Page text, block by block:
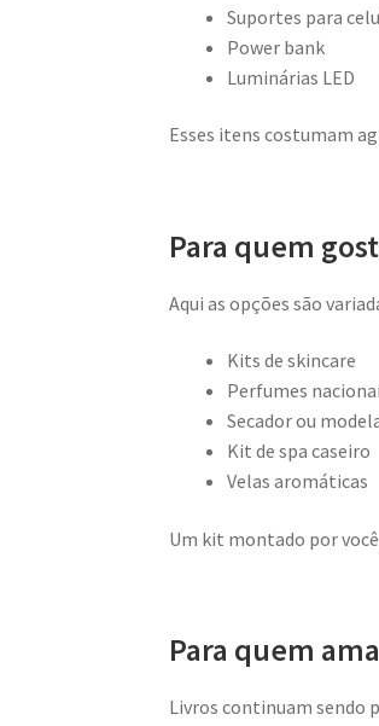
Suportes para
Power bank
Luminárias LED
Esses itens costumam
Para quem
Aqui as opções são
Kits de skincare
Perfumes
Secador ou
Kit de spa caseiro
Velas aromáticas
Um kit montado por
Para quem
Livros continuam sendo